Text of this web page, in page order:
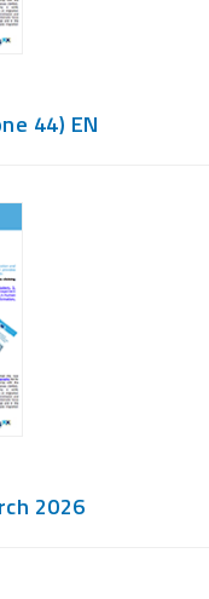
44) EN
2026